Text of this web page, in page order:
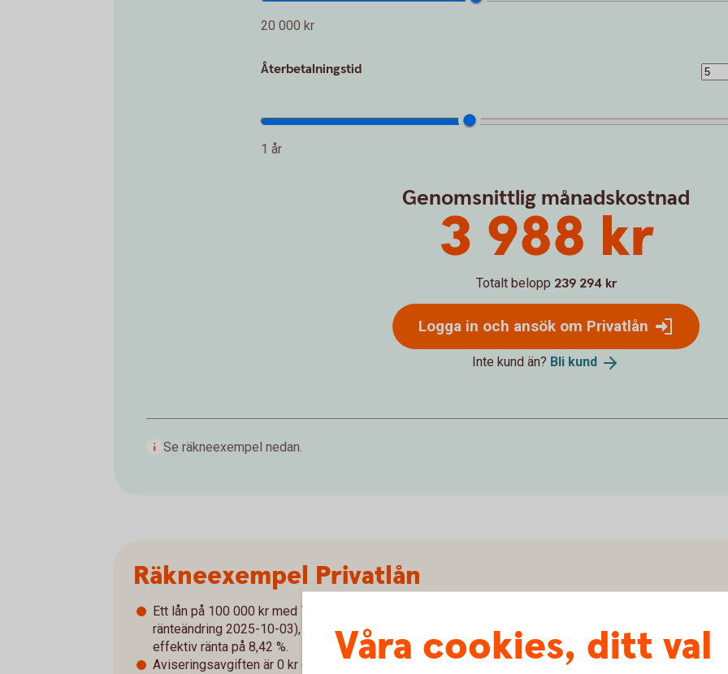
20 000 kr
Återbetalningstid
1 år
Genomsnittlig månadskostnad
3 988 kr
Totalt belopp 239 294 kr
Logga in och ansök om Privatlån
Inte kund än? Bli kund
Se räkneexempel nedan.
Räkneexempel Privatlån
Ett lån på 100 000 kr med 7,98 % rörlig ränta, räntespann 5,95 - 16,09 % (senaste
ränteändring 2025-10-03), med rak amortering och en återbetalningstid på 5 år, ger en
effektiv ränta på 8,42 %.
Aviseringsavgiften är 0 kr och uppläggningsavgift 300 kr. Totalt belopp att betala
Våra cookies, ditt val